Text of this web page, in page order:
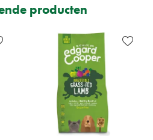
producten